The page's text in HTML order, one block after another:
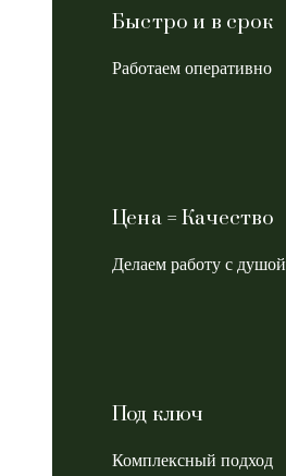
Быстро и в срок
Работаем оперативно
Цена = Качество
Делаем работу с душой
Под ключ
Комплексный подход